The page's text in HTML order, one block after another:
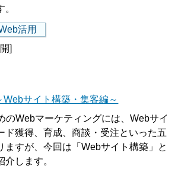
活用
]
サイト構築・集客編～
のWebマーケティングには、Webサイ
ド獲得、育成、商談・受注といった五
ますが、今回は「Webサイト構築」と
介します。